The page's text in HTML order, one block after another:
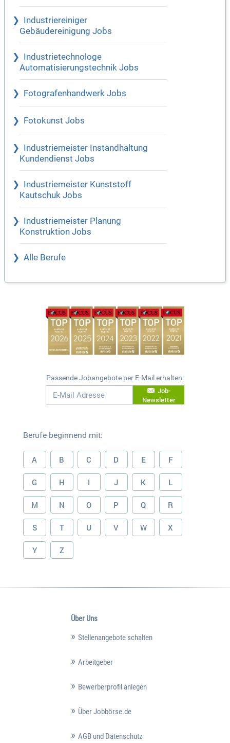
Industriereiniger
Gebäudereinigung Jobs
Industrietechnologe
Automatisierungstechnik Jobs
Fotografenhandwerk Jobs
Fotokunst Jobs
Industriemeister Instandhaltung
Kundendienst Jobs
Industriemeister Kunststoff
Kautschuk Jobs
Industriemeister Planung
Konstruktion Jobs
Alle Berufe
Passende Jobangebote per E-Mail erhalten:
Job-
Newsletter
Berufe beginnend mit:
A B C D E F
G H I J K L
M N O P Q R
S T U V W X
Y Z
Über Uns
Stellenangebote schalten
Arbeitgeber
Bewerberprofil anlegen
Über Jobbörse.de
AGB und Datenschutz